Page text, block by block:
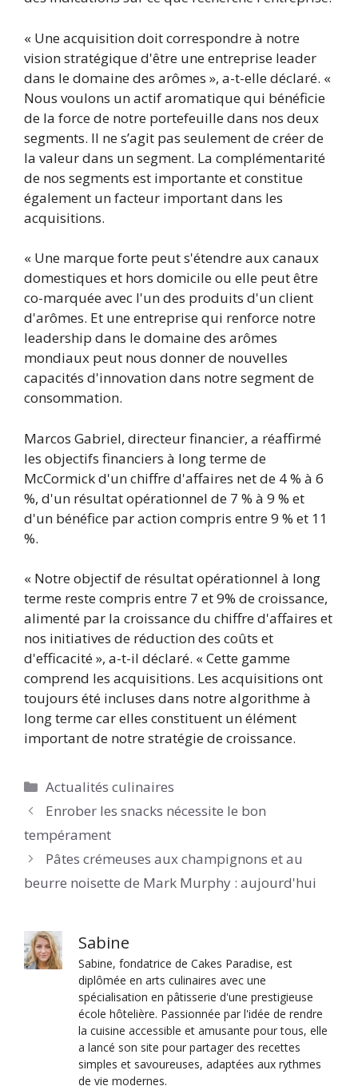
« Une acquisition doit correspondre à notre
vision stratégique d'être une entreprise leader
dans le domaine des arômes », a-t-elle déclaré. «
Nous voulons un actif aromatique qui bénéficie
de la force de notre portefeuille dans nos deux
segments. Il ne s’agit pas seulement de créer de
la valeur dans un segment. La complémentarité
de nos segments est importante et constitue
également un facteur important dans les
acquisitions.
« Une marque forte peut s'étendre aux canaux
domestiques et hors domicile ou elle peut être
co-marquée avec l'un des produits d'un client
d'arômes. Et une entreprise qui renforce notre
leadership dans le domaine des arômes
mondiaux peut nous donner de nouvelles
capacités d'innovation dans notre segment de
consommation.
Marcos Gabriel, directeur financier, a réaffirmé
les objectifs financiers à long terme de
McCormick d'un chiffre d'affaires net de 4 % à 6
%, d'un résultat opérationnel de 7 % à 9 % et
d'un bénéfice par action compris entre 9 % et 11
%.
« Notre objectif de résultat opérationnel à long
terme reste compris entre 7 et 9% de croissance,
alimenté par la croissance du chiffre d'affaires et
nos initiatives de réduction des coûts et
d'efficacité », a-t-il déclaré. « Cette gamme
comprend les acquisitions. Les acquisitions ont
toujours été incluses dans notre algorithme à
long terme car elles constituent un élément
important de notre stratégie de croissance.
Catégories
Actualités culinaires
Enrober les snacks nécessite le bon
tempérament
Pâtes crémeuses aux champignons et au
beurre noisette de Mark Murphy : aujourd'hui
Sabine
Sabine, fondatrice de Cakes Paradise, est
diplômée en arts culinaires avec une
spécialisation en pâtisserie d'une prestigieuse
école hôtelière. Passionnée par l'idée de rendre
la cuisine accessible et amusante pour tous, elle
a lancé son site pour partager des recettes
simples et savoureuses, adaptées aux rythmes
de vie modernes.